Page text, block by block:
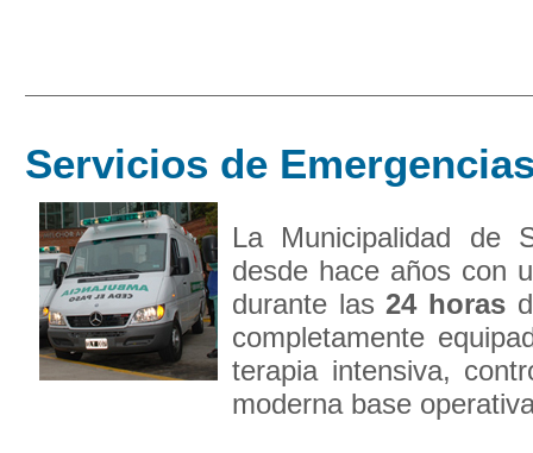
Servicios de
La Municipalidad de
desde hace años con
durante las24 horas
completamente
terapia intensiva,
moderna base